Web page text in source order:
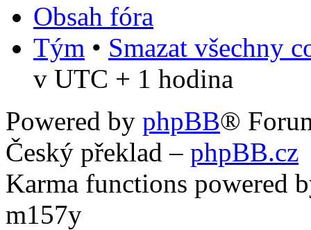
Obsah fóra
Tým • Smazat všechny
v UTC + 1 hodina
Powered by phpBB®
Český překlad – phpBB.cz
Karma functions powered
m157y